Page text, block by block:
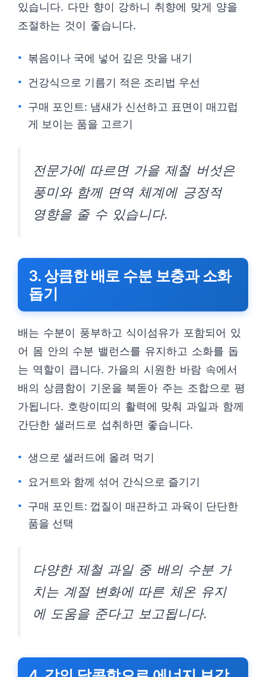
있습니다. 다만 향이 강하니 취향에 맞게 양을
조절하는 것이 좋습니다.
볶음이나 국에 넣어 깊은 맛을 내기
건강식으로 기름기 적은 조리법 우선
구매 포인트: 냄새가 신선하고 표면이 매끄럽
게 보이는 품을 고르기
전문가에 따르면 가을 제철 버섯은
풍미와 함께 면역 체계에 긍정적
영향을 줄 수 있습니다.
3. 상큼한 배로 수분 보충과 소화
돕기
배는 수분이 풍부하고 식이섬유가 포함되어 있
어 몸 안의 수분 밸런스를 유지하고 소화를 돕
는 역할이 큽니다. 가을의 시원한 바람 속에서
배의 상큼함이 기운을 북돋아 주는 조합으로 평
가됩니다. 호랑이띠의 활력에 맞춰 과일과 함께
간단한 샐러드로 섭취하면 좋습니다.
생으로 샐러드에 올려 먹기
요거트와 함께 섞어 간식으로 즐기기
구매 포인트: 껍질이 매끈하고 과육이 단단한
품을 선택
다양한 제철 과일 중 배의 수분 가
치는 계절 변화에 따른 체온 유지
에 도움을 준다고 보고됩니다.